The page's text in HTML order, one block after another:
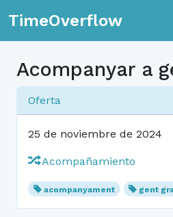
TimeOverflow
Acompanyar a
Oferta
25 de noviembre de 2024
Acompañamiento
acompanyament gent